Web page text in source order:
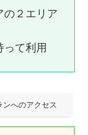
の２エリア
て利用
ンへのアクセス